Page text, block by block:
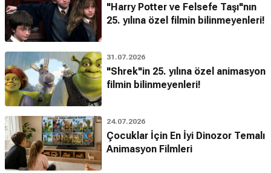
"Harry Potter ve Felsefe Taşı"nın
25. yılına özel filmin bilinmeyenleri!
31.07.2026
"Shrek"in 25. yılına özel animasyon
filmin bilinmeyenleri!
24.07.2026
Çocuklar İçin En İyi Dinozor Temalı
Animasyon Filmleri